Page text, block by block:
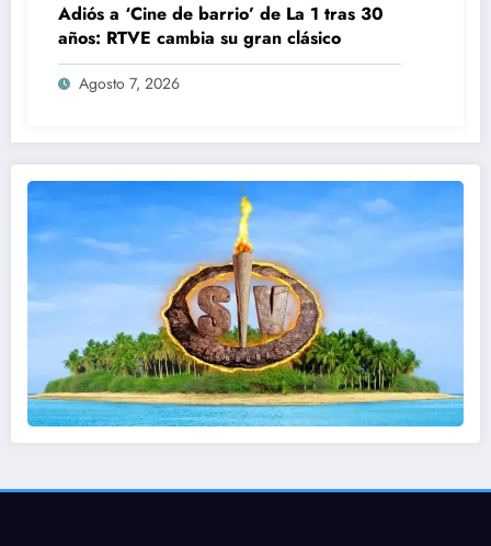
Adiós a ‘Cine de barrio’ de La 1 tras 30
años: RTVE cambia su gran clásico
Agosto 7, 2026